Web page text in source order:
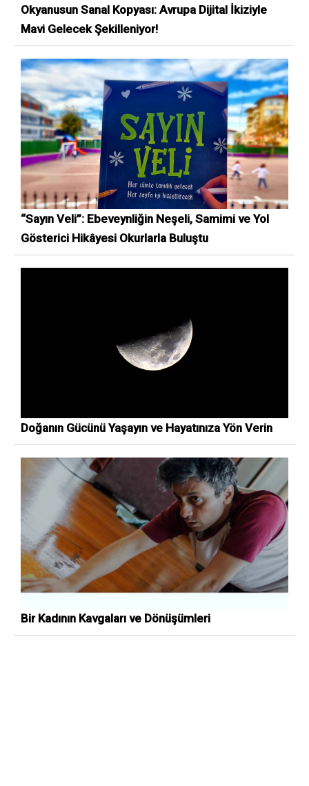
Okyanusun Sanal Kopyası: Avrupa Dijital İkiziyle
Mavi Gelecek Şekilleniyor!
“Sayın Veli”: Ebeveynliğin Neşeli, Samimi ve Yol
Gösterici Hikâyesi Okurlarla Buluştu
Doğanın Gücünü Yaşayın ve Hayatınıza Yön Verin
Bir Kadının Kavgaları ve Dönüşümleri